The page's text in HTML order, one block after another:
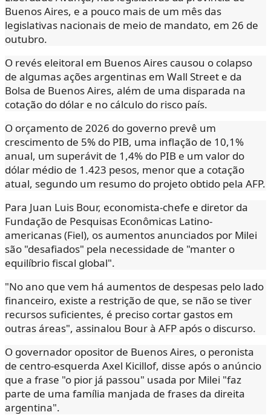
Buenos Aires, e a pouco mais de um mês das
legislativas nacionais de meio de mandato, em 26 de
outubro.
O revés eleitoral em Buenos Aires causou o colapso
de algumas ações argentinas em Wall Street e da
Bolsa de Buenos Aires, além de uma disparada na
cotação do dólar e no cálculo do risco país.
O orçamento de 2026 do governo prevê um
crescimento de 5% do PIB, uma inflação de 10,1%
anual, um superávit de 1,4% do PIB e um valor do
dólar médio de 1.423 pesos, menor que a cotação
atual, segundo um resumo do projeto obtido pela AFP.
Para Juan Luis Bour, economista-chefe e diretor da
Fundação de Pesquisas Econômicas Latino-
americanas (Fiel), os aumentos anunciados por Milei
são "desafiados" pela necessidade de "manter o
equilíbrio fiscal global".
"No ano que vem há aumentos de despesas pelo lado
financeiro, existe a restrição de que, se não se tiver
recursos suficientes, é preciso cortar gastos em
outras áreas", assinalou Bour à AFP após o discurso.
O governador opositor de Buenos Aires, o peronista
de centro-esquerda Axel Kicillof, disse após o anúncio
que a frase "o pior já passou" usada por Milei "faz
parte de uma família manjada de frases da direita
argentina".